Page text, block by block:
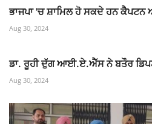
ਭਾਜਪਾ 'ਚ ਸ਼ਾਮਿਲ ਹੋ ਸਕਦੇ ਹਨ ਕੈਪਟਨ
Aug 30, 2024
ਡਾ. ਰੂਹੀ ਦੁੱਗ ਆਈ.ਏ.ਐੱਸ ਨੇ ਬਤੌਰ
Aug 30, 2024